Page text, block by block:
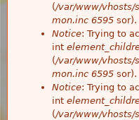
(/var/www/vhosts/
mon.inc 6595 sor).
Notice: Trying to
int
(/var/www/vhosts/
mon.inc 6595 sor).
Notice: Trying to
int
(/var/www/vhosts/